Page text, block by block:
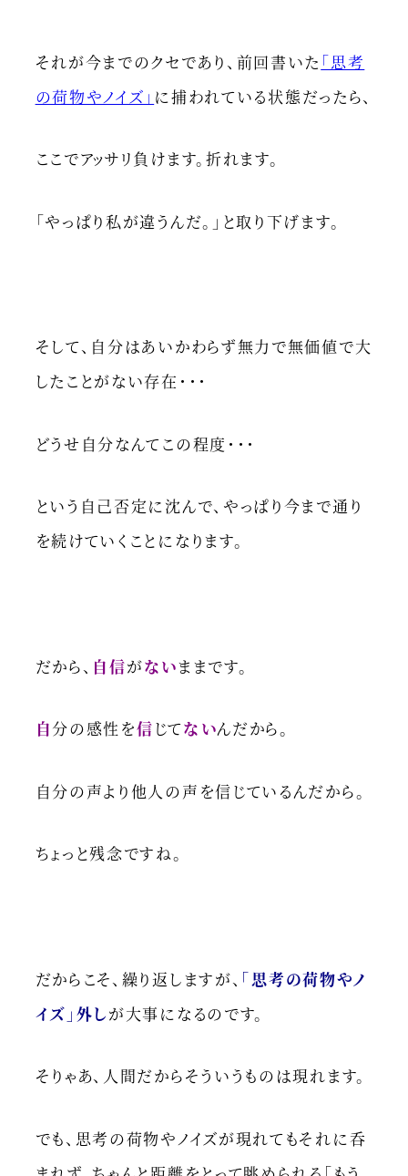
それが今までのクセであり、前回書いた 「思考
の荷物やノイズ」 に捕われている状態だったら、
ここでアッサリ負けます。折れます。
「やっぱり私が違うんだ。」と取り下げます。
そして、自分はあいかわらず無力で無価値で大
したことがない存在・・・
どうせ自分なんてこの程度・・・
という自己否定に沈んで、やっぱり今まで通り
を続けていくことになります。
だから、 自信がないままです。
自分の感性を信じてないんだから。
自分の声より他人の声を信じているんだから。
ちょっと残念ですね。
だからこそ、繰り返しますが、 「思考の荷物やノ
イズ」外しが大事になるのです。
そりゃあ、人間だからそういうものは現れます。
でも、思考の荷物やノイズが現れてもそれに呑